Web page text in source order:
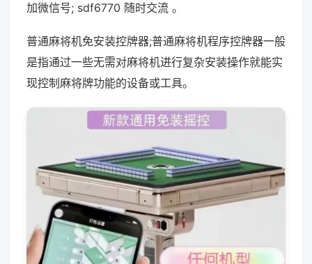
加微信号; sdf6770 随时交流 。
普通麻将机免安装控牌器;普通麻将机程序控牌器一般
是指通过一些无需对麻将机进行复杂安装操作就能实
现控制麻将牌功能的设备或工具。